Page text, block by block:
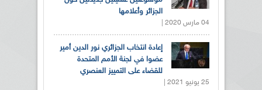
الجزائر وأعلامها
04 مارس 2020 |
إعادة انتخاب الجزائري نور الدين أمير
عضوا في لجنة الأمم المتحدة
للقضاء على التمييز العنصري
25 يونيو 2021 |